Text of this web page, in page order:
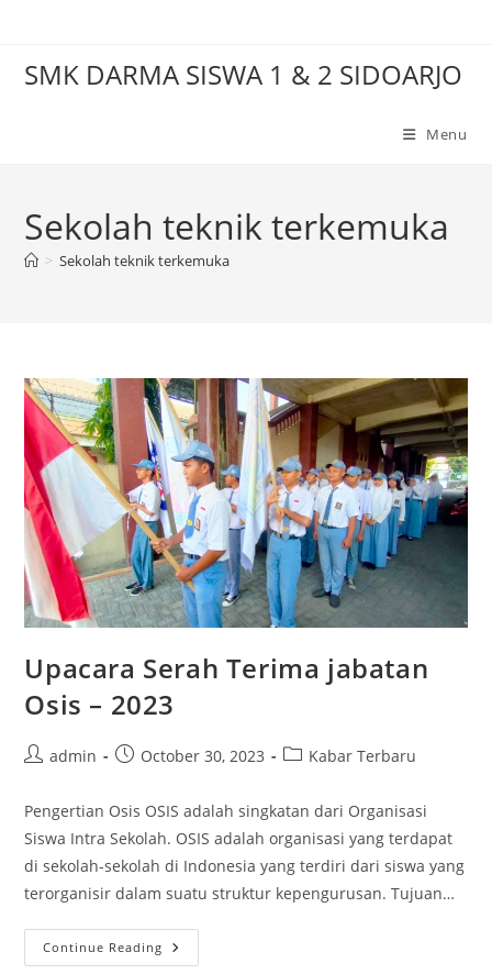
contentSMK DARMA SISWA 1 & 2 SIDOARJO
Menu
Sekolah teknik terkemuka
> Sekolah teknik terkemuka
Upacara Serah Terima jabatan
Osis – 2023
Postadmin
PostOctober 30, 2023
PostKabar Terbaru
Pengertian Osis OSIS adalah singkatan dari Organisasi
Siswa Intra Sekolah. OSIS adalah organisasi yang terdapat
di sekolah-sekolah di Indonesia yang terdiri dari siswa yang
terorganisir dalam suatu struktur kepengurusan. Tujuan…
Continue Reading Upacara
Serah